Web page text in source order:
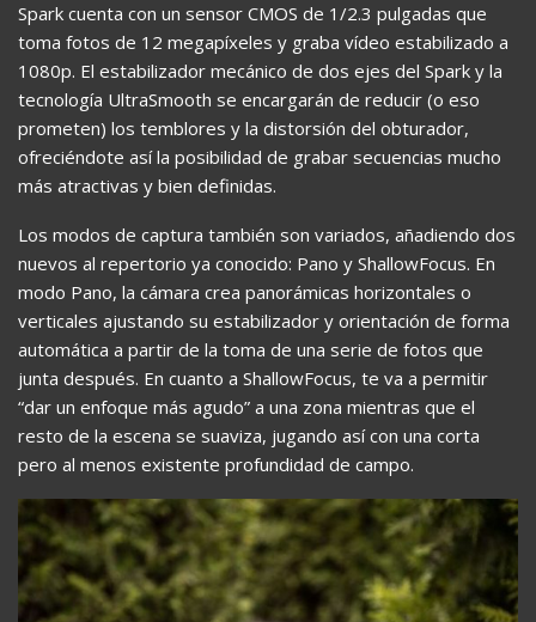
Spark cuenta con un sensor CMOS de 1/2.3 pulgadas que
toma fotos de 12 megapíxeles y graba vídeo estabilizado a
1080p. El estabilizador mecánico de dos ejes del Spark y la
tecnología UltraSmooth se encargarán de reducir (o eso
prometen) los temblores y la distorsión del obturador,
ofreciéndote así la posibilidad de grabar secuencias mucho
más atractivas y bien definidas.
Los modos de captura también son variados, añadiendo dos
nuevos al repertorio ya conocido: Pano y ShallowFocus. En
modo Pano, la cámara crea panorámicas horizontales o
verticales ajustando su estabilizador y orientación de forma
automática a partir de la toma de una serie de fotos que
junta después. En cuanto a ShallowFocus, te va a permitir
“dar un enfoque más agudo” a una zona mientras que el
resto de la escena se suaviza, jugando así con una corta
pero al menos existente profundidad de campo.